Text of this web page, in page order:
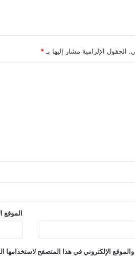
الحقول الإلزامية مشار إليها بـ *
الموقع
الإلكتروني في هذا المتصفح لاستخدامها